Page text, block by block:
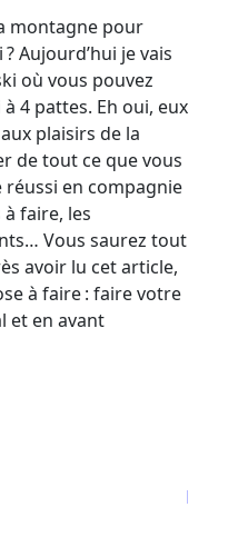
montagne pour
Aujourd’hui je vais
où vous pouvez
4 pattes. Eh oui, eux
plaisirs de la
de tout ce que vous
en compagnie
faire, les
Vous saurez tout
avoir lu cet article,
à faire : faire votre
et en avant
La